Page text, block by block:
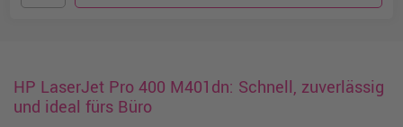
HP LaserJet Pro 400 M401dn: Schnell, zuverlässig
und ideal fürs Büro